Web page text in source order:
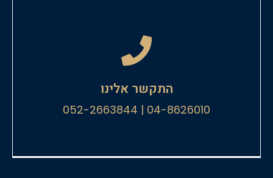
התקשר אלינו
04-8626010 | 052-2663844